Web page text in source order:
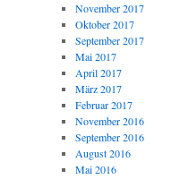
November 2017
Oktober 2017
September 2017
Mai 2017
April 2017
März 2017
Februar 2017
November 2016
September 2016
August 2016
Mai 2016